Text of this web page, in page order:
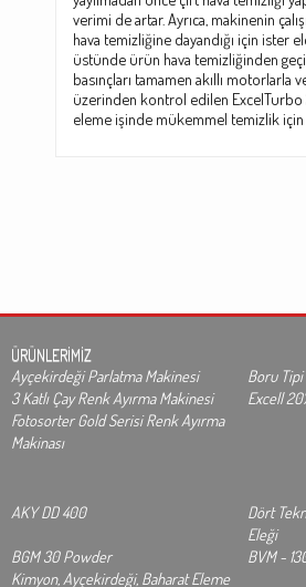
verimi de artar. Ayrıca, makinenin
hava temizliğine dayandığı için ister
üstünde ürün hava temizliğinden
basınçları tamamen akıllı motorlarla
üzerinden kontrol edilen ExcelTurbo
eleme işinde mükemmel temizlik
ÜRÜNLERİMİZ
Ayçekirdeği Parlatma Makinesi
Boru Tipi
3 Katlı Çay Renk Ayırma Makinesi
Excell
Fotosorter Gold Serisi Renk Ayırma
Makinası
AKY DD 400
Dört
Eleği
BGM 30 Powder
BVM -
Kimyon, Ayçekirdeği, Baharat Eleme